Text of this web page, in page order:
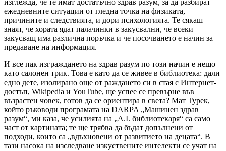
изглежда, че те имат достатъчно здрав разум, за да разбират
ежедневните ситуации от гледна точка на физиката,
причините и следствията, и дори психологията. Те сякаш
знаят, че хората ядат палачинки в закусвални, че всеки
закусващ има различна поръчка и че посочването е начин за
предаване на информация.
И все пак изграждането на здрав разум по този начин е нещо
като салонен трик. Това е като да се живее в библиотека: дали
едно дете, изолирано още от раждането си в стая с Интернет-
достъп, Wikipedia и YouTube, ще успее се превърне във
възрастен човек, готов да се ориентира в света? Мат Турек,
който ръководи програмата на DARPA „Машинен здрав
разум“, ми каза, че усилията на „A.I. библиотекаря“ са само
част от картината; те ще трябва да бъдат допълнени от
подходи, които са „вдъхновени от развитието на децата“. В
тази насока на изследване изкуствените интелекти се учат на